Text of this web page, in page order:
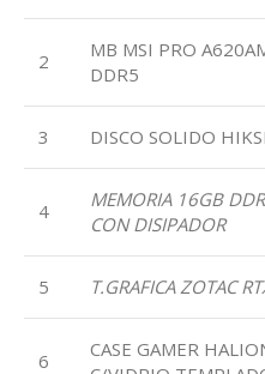
2
MB MSI PRO
DDR5
3 DISCO SOLIDO
4
MEMORIA 16GB
CON DISIPADOR
5 T.GRAFICA ZOTAC
6
CASE GAMER